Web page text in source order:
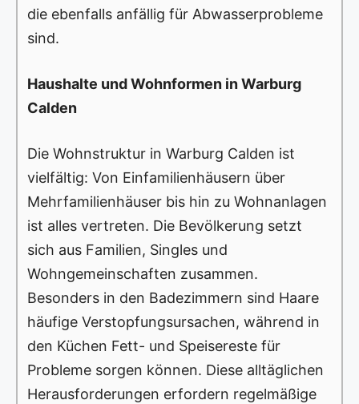
die ebenfalls anfällig für Abwasserprobleme
sind.
Haushalte und Wohnformen in Warburg
Calden
Die Wohnstruktur in Warburg Calden ist
vielfältig: Von Einfamilienhäusern über
Mehrfamilienhäuser bis hin zu Wohnanlagen
ist alles vertreten. Die Bevölkerung setzt
sich aus Familien, Singles und
Wohngemeinschaften zusammen.
Besonders in den Badezimmern sind Haare
häufige Verstopfungsursachen, während in
den Küchen Fett- und Speisereste für
Probleme sorgen können. Diese alltäglichen
Herausforderungen erfordern regelmäßige